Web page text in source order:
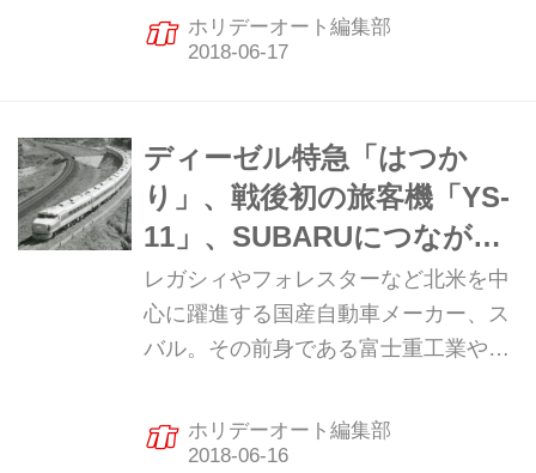
追う短期連載「スバルの全仕事」を掲
載する。全3回で送る最終回（後編）
粋）【前編は
→https://web.motormagazine.co.jp/_ct/
17175792、中編は
→https://web.motormagazine.co.jp/_ct/
17175862】
ホリデーオート編集部
ディーゼル特急「はつか
り」、戦後初の旅客機「YS-
11」、SUBARUにつながる
スバルの全仕事【中編・歴
史】
レガシィやフォレスターなど北米を中
心に躍進する国産自動車メーカー、ス
バル。その前身である富士重工業や中
その製品と時代背景を追う短期連載
「スバルの全仕事」。全3回で送る第2
ホリデーオート編集部